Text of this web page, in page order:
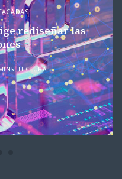
rediseñar las
LECTURA